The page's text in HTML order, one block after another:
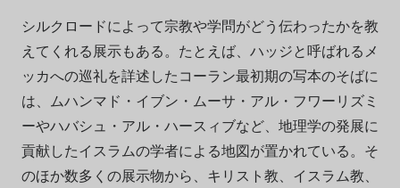
シルクロードによって宗教や学問がどう伝わったかを教
えてくれる展示もある。たとえば、ハッジと呼ばれるメ
ッカへの巡礼を詳述したコーラン最初期の写本のそばに
は、ムハンマド・イブン・ムーサ・アル・フワーリズミ
ーやハバシュ・アル・ハースィブなど、地理学の発展に
貢献したイスラムの学者による地図が置かれている。そ
のほか数多くの展示物から、キリスト教、イスラム教、